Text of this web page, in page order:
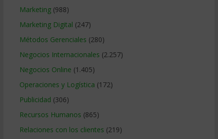
Marketing(988)
Marketing Digital (247)
Métodos Gerenciales (280)
Negocios Internacionales (2.257)
Negocios Online (1.405)
Operaciones y Logística (172)
Publicidad (306)
Recursos Humanos (865)
Relaciones con los clientes (219)